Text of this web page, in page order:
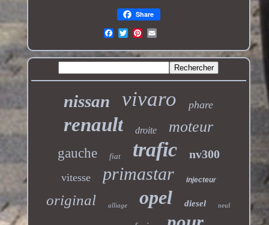
Share
nissan vivaro phare
renault droite moteur
gauche fiat trafic nv300
vitesse primastar injecteur
original alliage opel diesel neuf